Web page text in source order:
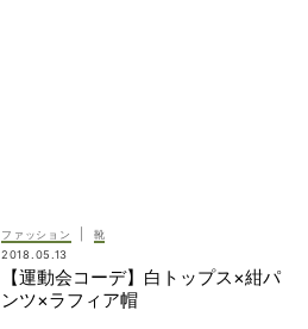
ファッション
靴
2018.05.13
【運動会コーデ】白トップス×紺パ
ンツ×ラフィア帽